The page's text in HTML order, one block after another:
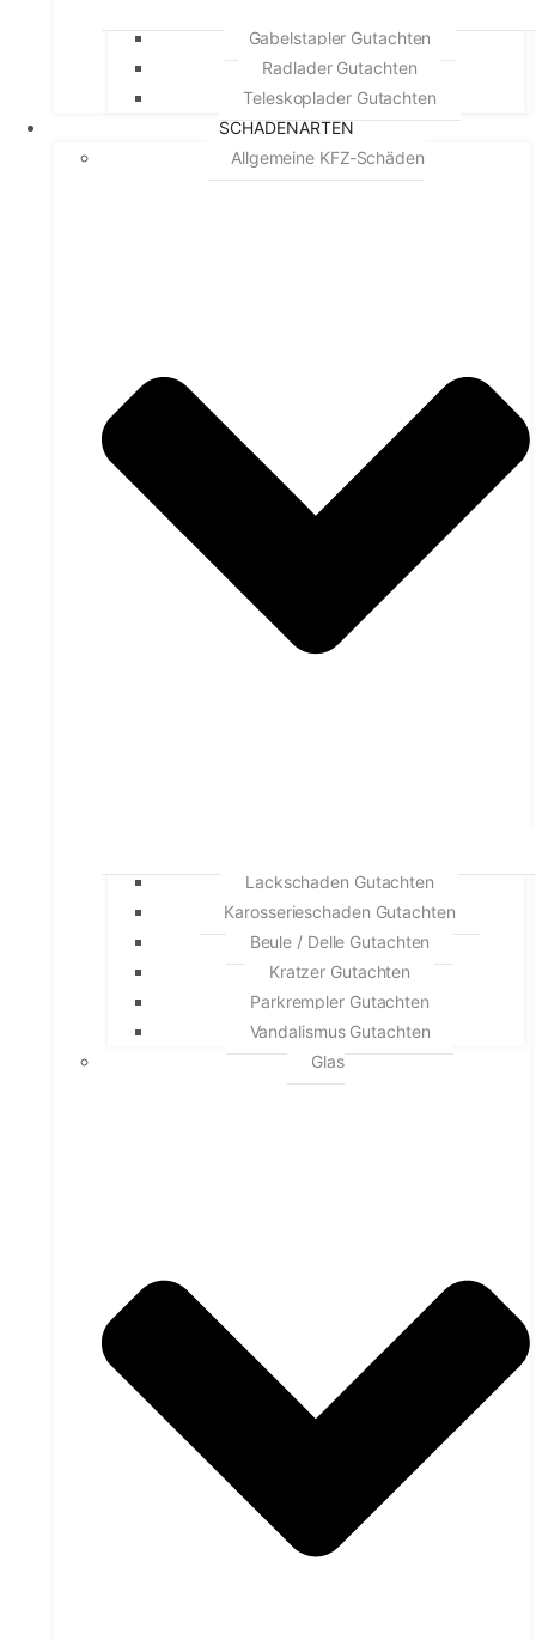
Gabelstapler Gutachten
Radlader Gutachten
Teleskoplader Gutachten
SCHADENARTEN
Allgemeine KFZ-Schäden
Lackschaden Gutachten
Karosserieschaden Gutachten
Beule / Delle Gutachten
Kratzer Gutachten
Parkrempler Gutachten
Vandalismus Gutachten
Glas